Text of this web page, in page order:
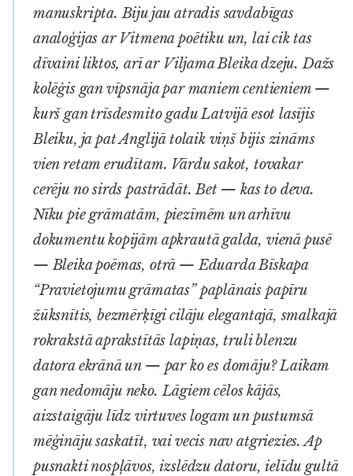
manuskripta. Biju jau atradis savdabīgas
analoģijas ar Vitmena poētiku un, lai cik tas
dīvaini liktos, arī ar Viljama Bleika dzeju. Dažs
kolēģis gan vīpsnāja par maniem centieniem —
kurš gan trīsdesmito gadu Latvijā esot lasījis
Bleiku, ja pat Anglijā tolaik viņš bijis zināms
vien retam erudītam. Vārdu sakot, tovakar
cerēju no sirds pastrādāt. Bet — kas to deva.
Nīku pie grāmatām, piezīmēm un arhīvu
dokumentu kopijām apkrautā galda, vienā pusē
— Bleika poēmas, otrā — Eduarda Bīskapa
“Pravietojumu grāmatas” paplānais papīru
žūksnītis, bezmērķīgi cilāju elegantajā, smalkajā
rokrakstā aprakstītās lapiņas, truli blenzu
datora ekrānā un — par ko es domāju? Laikam
gan nedomāju neko. Lāgiem cēlos kājās,
aizstaigāju līdz virtuves logam un pustumsā
mēģināju saskatīt, vai vecis nav atgriezies. Ap
pusnakti nospļāvos, izslēdzu datoru, ielīdu gultā